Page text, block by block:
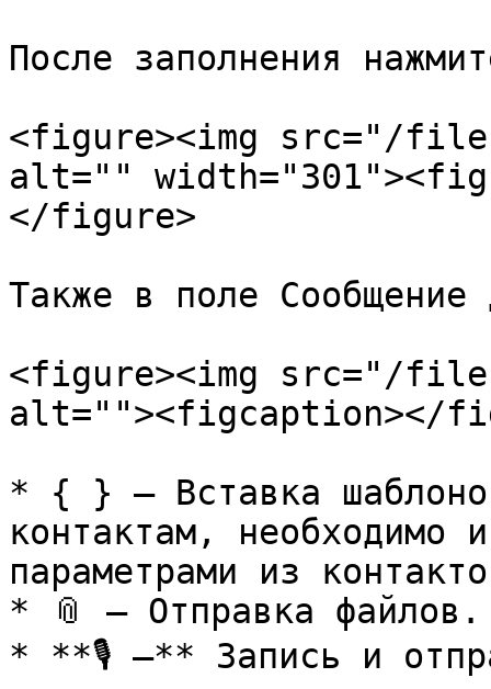
После заполнения
<figure><img src="/
alt=""
</figure>
Также в поле Сообщение
<figure><img src="/
alt=""><figcaption></
* { } – Вставка
контактам, необходимо
параметрами из
* 📎 – Отправка файлов.
* **🎙️ –** Запись и